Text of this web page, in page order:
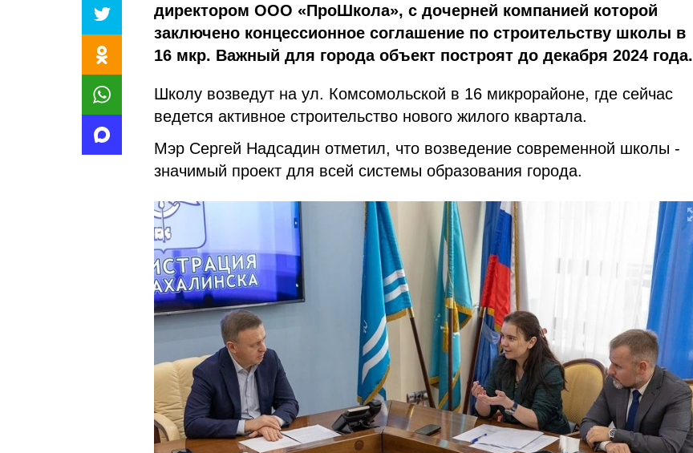
директором ООО «ПроШкола», с дочерней компанией которой
заключено концессионное соглашение по строительству школы в
16 мкр. Важный для города объект построят до декабря 2024 года.
Школу возведут на ул. Комсомольской в 16 микрорайоне, где сейчас
ведется активное строительство нового жилого квартала.
Мэр Сергей Надсадин отметил, что возведение современной школы -
значимый проект для всей системы образования города.